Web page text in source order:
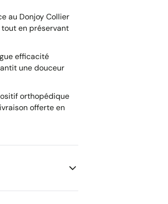
au Donjoy Collier
en préservant
efficacité
une douceur
orthopédique
offerte en